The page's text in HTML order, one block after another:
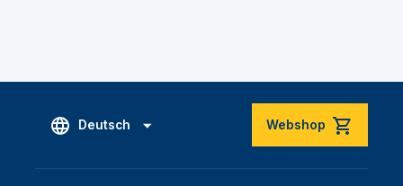
Deutsch Webshop